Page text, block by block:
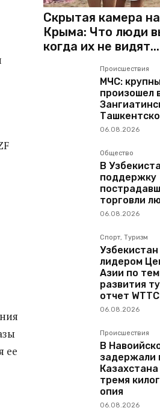
ее
Скрытая камера
Крыма: Что люди
когда их не видят...
Происшествия
МЧС:
произошел
06.08.2026
Общество
В
поддержку
торговли
06.08.2026
Спорт, Туризм
Узбекистан
лидером
Азии по
развития
отчет WTTC
06.08.2026
Происшествия
В
задержали
тремя
опия
06.08.2026